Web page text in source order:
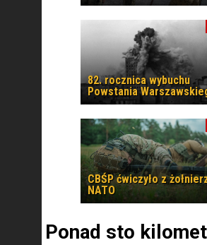
82. rocznica wybuchu
Powstania
CBŚP ćwiczyło z
NATO
Ponad sto